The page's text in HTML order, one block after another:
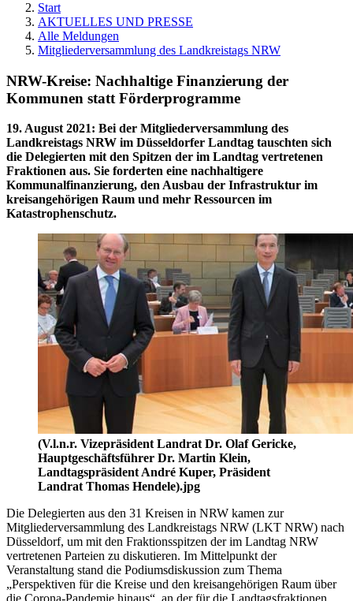
Start
AKTUELLES UND PRESSE
Alle Meldungen
Mitgliederversammlung des Landkreistags NRW
NRW-Kreise: Nachhaltige Finanzierung der
Kommunen statt Förderprogramme
19. August 2021: Bei der Mitgliederversammlung des
Landkreistags NRW im Düsseldorfer Landtag tauschten sich
die Delegierten mit den Spitzen der im Landtag vertretenen
Fraktionen aus. Sie forderten eine nachhaltigere
Kommunalfinanzierung, den Ausbau der Infrastruktur im
kreisangehörigen Raum und mehr Ressourcen im
Katastrophenschutz.
(V.l.n.r. Vizepräsident Landrat Dr. Olaf Gericke,
Hauptgeschäftsführer Dr. Martin Klein,
Landtagspräsident André Kuper, Präsident
Landrat Thomas Hendele).jpg
Die Delegierten aus den 31 Kreisen in NRW kamen zur
Mitgliederversammlung des Landkreistags NRW (LKT NRW) nach
Düsseldorf, um mit den Fraktionsspitzen der im Landtag NRW
vertretenen Parteien zu diskutieren. Im Mittelpunkt der
Veranstaltung stand die Podiumsdiskussion zum Thema
„Perspektiven für die Kreise und den kreisangehörigen Raum über